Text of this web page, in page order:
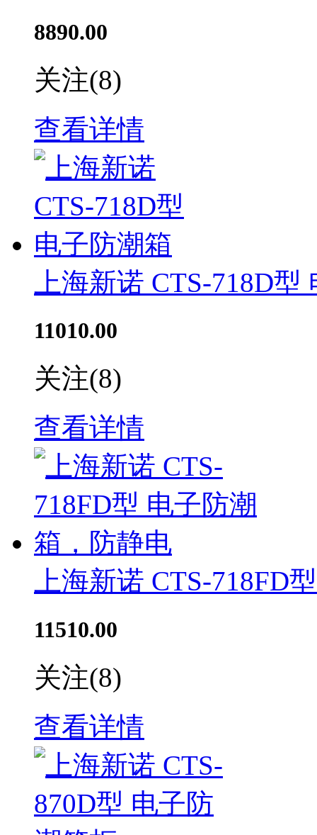
8890.00
关注(8)
查看详情
上海新诺 CTS-718D
11010.00
关注(8)
查看详情
上海新诺 CTS-718FD
11510.00
关注(8)
查看详情